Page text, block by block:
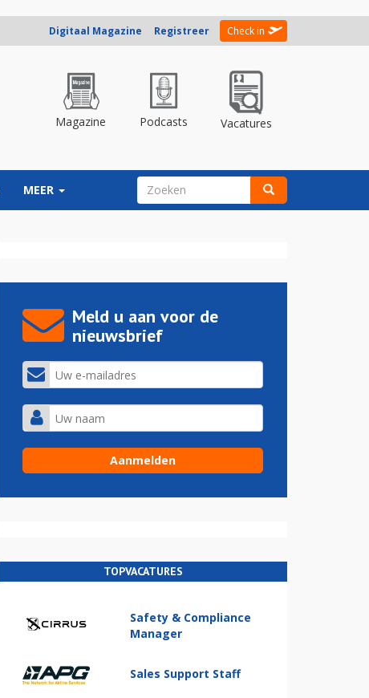
Digitaal Magazine Registreer Check in
Magazine Podcasts Vacatures
MEER ZOEKVELD
Meld u aan voor de
nieuwsbrief
TOPVACATURES
Safety & Compliance
Manager
Sales Support Staff